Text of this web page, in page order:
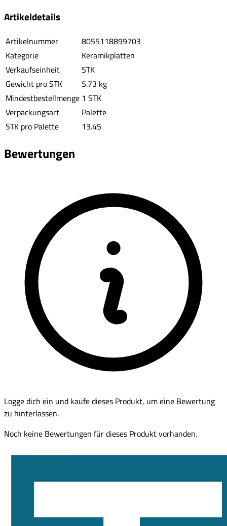
Artikeldetails
Artikelnummer
8055118899703
Kategorie
Keramikplatten
Verkaufseinheit
STK
Gewicht pro STK
5.73 kg
Mindestbestellmenge 1 STK
Verpackungsart
Palette
STK pro Palette
13.45
Bewertungen
Logge dich ein und kaufe dieses Produkt, um eine Bewertung
zu hinterlassen.
Noch keine Bewertungen für dieses Produkt vorhanden.